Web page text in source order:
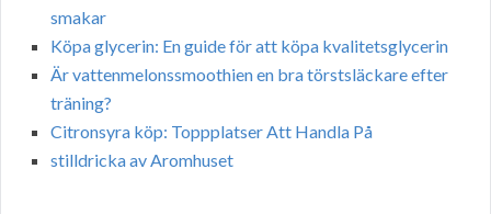
smakar
Köpa glycerin: En guide för att köpa kvalitetsglycerin
Är vattenmelonssmoothien en bra törstsläckare efter
träning?
Citronsyra köp: Toppplatser Att Handla På
stilldricka av Aromhuset